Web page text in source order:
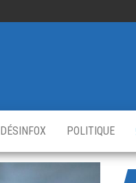
DÉSINFOX POLITIQUE